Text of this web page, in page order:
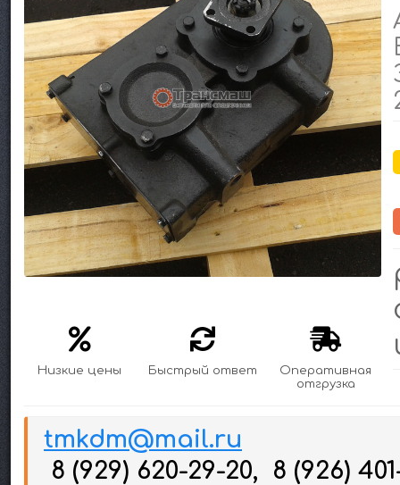
Низкие цены Быстрый ответ
Оперативная
отгрузка
tmkdm@mail.ru
8 (929) 620-29-20, 8 (926)